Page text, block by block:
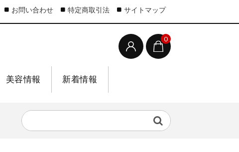
0
美容情報 新着情報
お問い合わせ 特定商取引法 サイトマップ